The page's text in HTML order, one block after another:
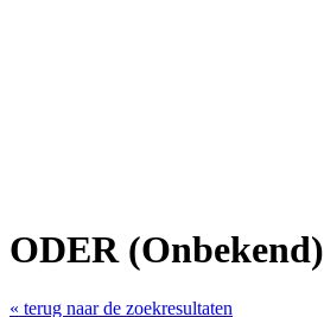
ODER (Onbekend)
« terug naar de zoekresultaten